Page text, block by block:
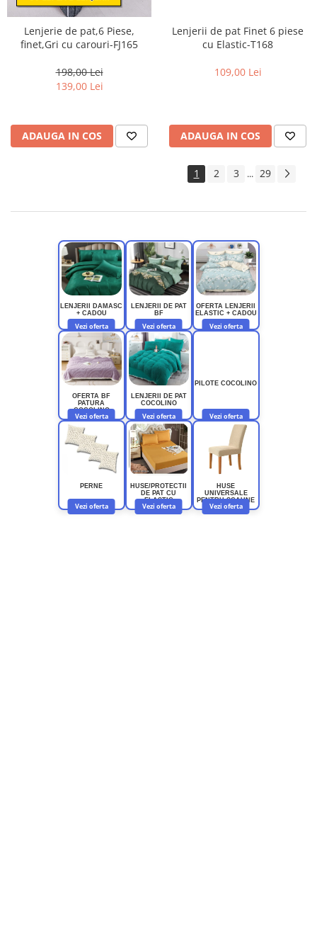
Lenjerie de pat,6 Piese,
finet,Gri cu carouri-FJ165
198,00 Lei
139,00 Lei
ADAUGA IN COS
Lenjerii de pat Finet 6 piese
cu Elastic-T168
109,00 Lei
ADAUGA IN COS
1 2 3 ... 29
LENJERII DAMASC
+ CADOU
Vezi oferta
LENJERII DE PAT
BF
Vezi oferta
OFERTA LENJERII
ELASTIC + CADOU
Vezi oferta
OFERTA BF
PATURA
COCOLINO
Vezi oferta
LENJERII DE PAT
COCOLINO
Vezi oferta
PILOTE COCOLINO
Vezi oferta
PERNE
Vezi oferta
HUSE/PROTECTII
DE PAT CU
ELASTIC
Vezi oferta
HUSE
UNIVERSALE
PENTRU SCAUNE
Vezi oferta